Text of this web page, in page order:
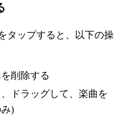
タップすると、以下の操
削除する
ドラッグして、楽曲を
)